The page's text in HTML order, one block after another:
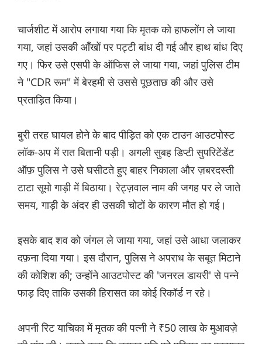
चार्जशीट में आरोप लगाया गया कि मृतक को हाफलोंग ले जाया
गया, जहां उसकी आँखों पर पट्टी बांध दी गई और हाथ बांध दिए
गए। फिर उसे एसपी के ऑफिस ले जाया गया, जहां पुलिस टीम
ने "CDR रूम" में बेरहमी से उससे पूछताछ की और उसे
प्रताड़ित किया।
बुरी तरह घायल होने के बाद पीड़ित को एक टाउन आउटपोस्ट
लॉक-अप में रात बितानी पड़ी। अगली सुबह डिप्टी सुपरिटेंडेंट
ऑफ़ पुलिस ने उसे घसीटते हुए बाहर निकाला और ज़बरदस्ती
टाटा सूमो गाड़ी में बिठाया। रेट्ज़वाल नाम की जगह पर ले जाते
समय, गाड़ी के अंदर ही उसकी चोटों के कारण मौत हो गई।
इसके बाद शव को जंगल ले जाया गया, जहां उसे आधा जलाकर
दफ़ना दिया गया। इस दौरान, पुलिस ने अपराध के सबूत मिटाने
की कोशिश की; उन्होंने आउटपोस्ट की 'जनरल डायरी' से पन्ने
फाड़ दिए ताकि उसकी हिरासत का कोई रिकॉर्ड न रहे।
अपनी रिट याचिका में मृतक की पत्नी ने ₹50 लाख के मुआवज़े